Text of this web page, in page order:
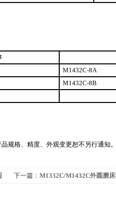
M1432C-8A
M1432C-8B
规格、精度、外观变更恕不另行通知。
下一篇： M1332C/M1432C外圆磨床